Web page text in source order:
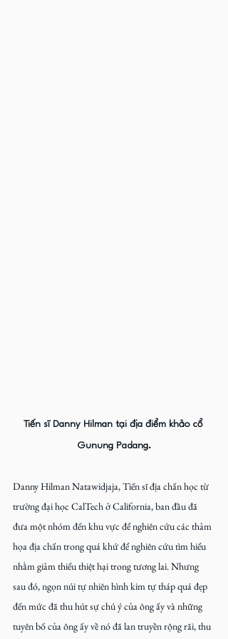
Tiến sĩ Danny Hilman tại địa điểm khảo cổ
Gunung Padang.
Danny Hilman Natawidjaja, Tiến sĩ địa chấn học từ
trường đại học CalTech ở California, ban đầu đã
đưa một nhóm đến khu vực để nghiên cứu các thảm
họa địa chấn trong quá khứ để nghiên cứu tìm hiểu
nhằm giảm thiểu thiệt hại trong tương lai. Nhưng
sau đó, ngọn núi tự nhiên hình kim tự tháp quá đẹp
đến mức đã thu hút sự chú ý của ông ấy và những
tuyên bố của ông ấy về nó đã lan truyền rộng rãi, thu